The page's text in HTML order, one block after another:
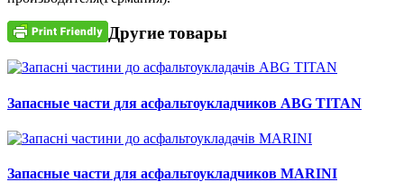
Другие товары
Запасные части для асфальтоукладчиков ABG TITAN
Запасные части для асфальтоукладчиков MARINI